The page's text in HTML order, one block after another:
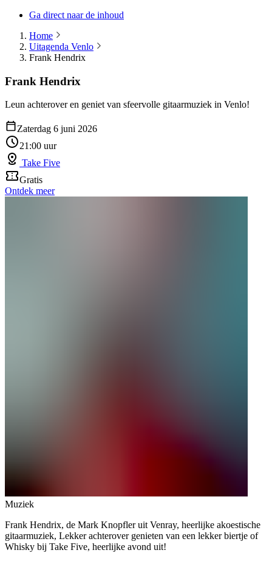
Ga direct naar de inhoud
Home
Uitagenda Venlo
Frank Hendrix
Frank Hendrix
Leun achterover en geniet van sfeervolle gitaarmuziek in Venlo!
Zaterdag 6 juni 2026
21:00 uur
Take Five
Gratis
Ontdek meer
Muziek
Frank Hendrix, de Mark Knopfler uit Venray, heerlijke akoestische
gitaarmuziek, Lekker achterover genieten van een lekker biertje of
Whisky bij Take Five, heerlijke avond uit!